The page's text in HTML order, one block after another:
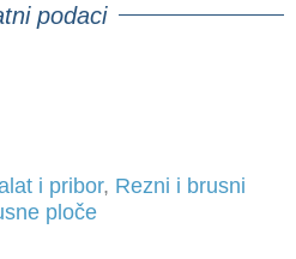
podaci
i pribor, Rezni i brusni
ploče